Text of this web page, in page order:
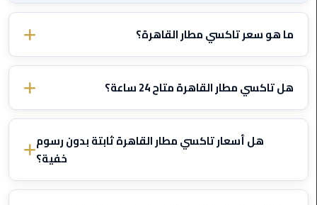
مطار
برج
العرب
إلى
ليموزين
من
مطار
ما هو سعر تاكسي مطار القاهرة؟
الأسعار تختلف حسب الوجهة ونوع السيارة. تواصل معنا عبر الواتساب
وأخبرنا بتفاصيل رحلتك وسنرسل لك سعراً ثابتاً مؤكداً — بدون رسوم
خفية أبداً.
هل تاكسي مطار القاهرة متاح 24 ساعة؟
نعم، تاكسي مطار القاهرة يعمل24/7بما في ذلك الليل والصباح
الباكر والأعياد. نتتبع رحلتك ونعدل وقت الاستلام إذا تأخرت الطائرة —
هل أسعار تاكسي مطار القاهرة ثابتة بدون رسوم
خفية؟
نعم، جميع الأسعارثابتة ومتفق عليهاقبل بدء الرحلة. لا عداد، ولا